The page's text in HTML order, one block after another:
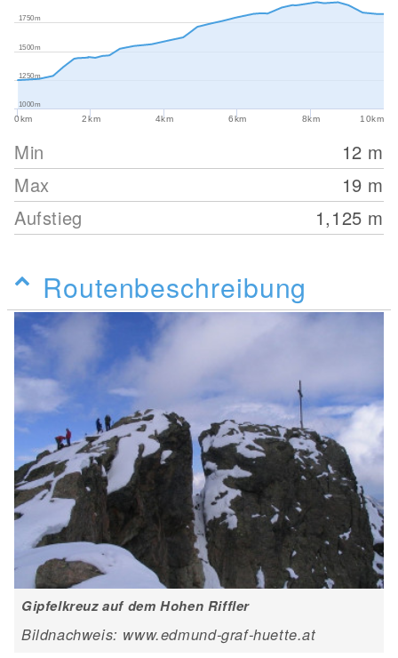
0km 2km 4km 6km 8km 10km
1000m
1250m
1500m
1750m
Min 12 m
Max
19 m
Aufstieg
1,125 m
Routenbeschreibung
Gipfelkreuz auf dem Hohen Riffler
Bildnachweis: www.edmund-graf-huette.at